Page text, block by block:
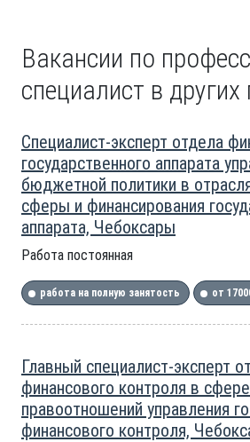
Вакансии по
специалист в других
Специалист-эксперт отдела
государственного аппарата
бюджетной политики в
сферы и финансирования
аппарата, Чебоксары
Работа постоянная
работа на полную занятость от
Главный специалист-эксперт
финансового контроля в
правоотношений управления
финансового контроля,